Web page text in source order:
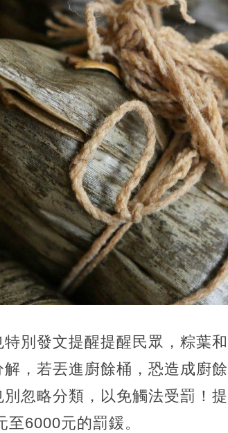
別發文提醒提醒民眾，粽葉
，若丟進廚餘桶，恐造成廚
忽略分類，以免觸法受罰！
至6000元的罰鍰。